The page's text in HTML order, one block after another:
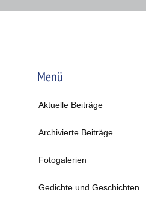
Menü
Aktuelle Beiträge
Archivierte Beiträge
Fotogalerien
Gedichte und Geschichten